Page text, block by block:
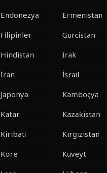
Endonezya
Ermenistan
Filipinler
Gürcistan
Hindistan
Irak
İran
İsrail
Japonya
Kamboçya
Katar
Kazakistan
Kiribati
Kırgızistan
Kore
Kuveyt